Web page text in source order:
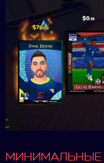
МИНИМАЛЬНЫЕ